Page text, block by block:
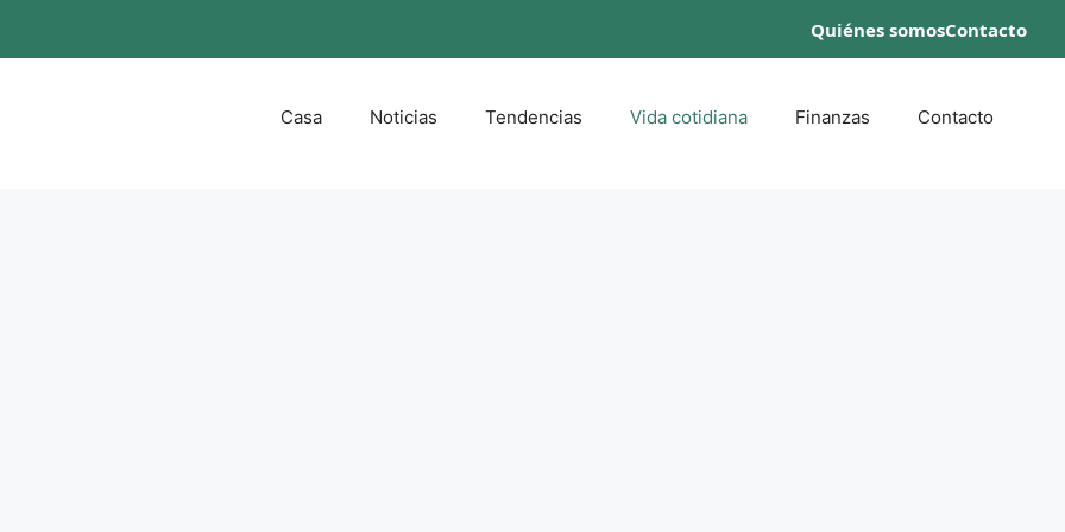
Quiénes somosContacto
Casa Noticias Tendencias Vida cotidiana Finanzas Contacto